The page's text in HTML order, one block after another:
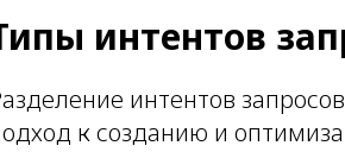
интентов
интентов
к созданию и